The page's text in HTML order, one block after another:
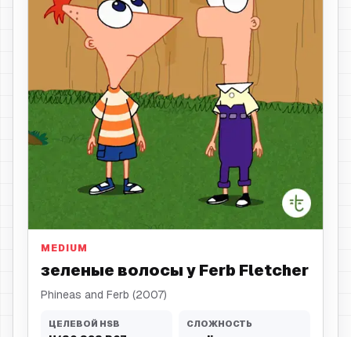
MEDIUM
зеленые волосы у Ferb Fletcher
Phineas and Ferb (2007)
ЦЕЛЕВОЙ HSB СЛОЖНОСТЬ